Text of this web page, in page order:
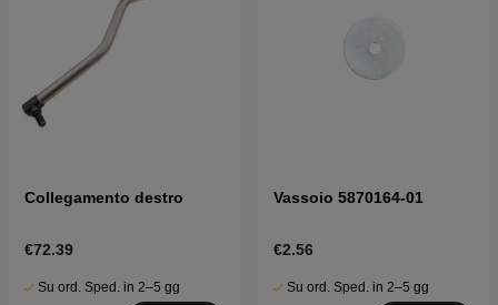
Collegamento destro
€72.39
Su ord. Sped. in 2–5 gg
Vassoio 5870164-01
€2.56
Su ord. Sped. in 2–5 gg